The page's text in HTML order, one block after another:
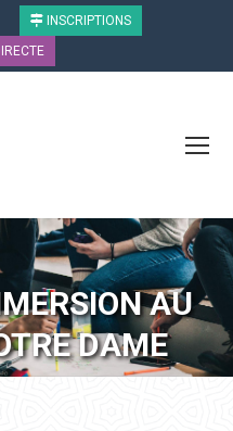
INSCRIPTIONS
AU
DAME